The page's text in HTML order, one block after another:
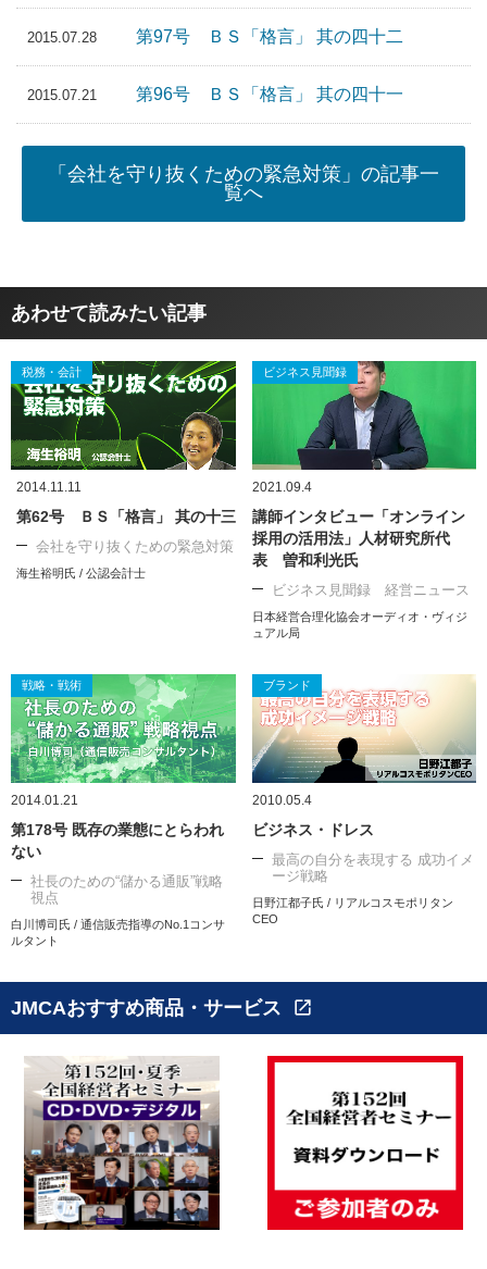
2015.07.28 第97号 ＢＳ「格言」 其の四十二
2015.07.21 第96号 ＢＳ「格言」 其の四十一
「会社を守り抜くための緊急対策」の記事一
覧へ
あわせて読みたい記事
税務・会計
2014.11.11
第62号 ＢＳ「格言」 其の十三
会社を守り抜くための緊急対策
海生裕明氏 / 公認会計士
ビジネス見聞録
2021.09.4
講師インタビュー「オンライン
採用の活用法」人材研究所代
表 曽和利光氏
ビジネス見聞録 経営ニュース
日本経営合理化協会オーディオ・ヴィジ
ュアル局
戦略・戦術
2014.01.21
第178号 既存の業態にとらわれ
ない
社長のための“儲かる通販”戦略
視点
白川博司氏 / 通信販売指導のNo.1コンサ
ルタント
ブランド
2010.05.4
ビジネス・ドレス
最高の自分を表現する 成功イメ
ージ戦略
日野江都子氏 / リアルコスモポリタン
CEO
JMCAおすすめ商品・サービス open_in_new